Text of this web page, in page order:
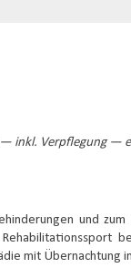
inkl. Verpflegung —
und
mit Übernachtung